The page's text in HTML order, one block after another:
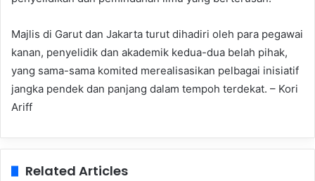
Majlis di Garut dan Jakarta turut dihadiri oleh para pegawai
kanan, penyelidik dan akademik kedua-dua belah pihak,
yang sama-sama komited merealisasikan pelbagai inisiatif
jangka pendek dan panjang dalam tempoh terdekat. – Kori
Ariff
Related Articles